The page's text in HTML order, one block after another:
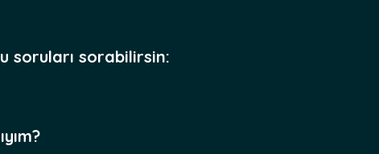
soruları sorabilirsin: